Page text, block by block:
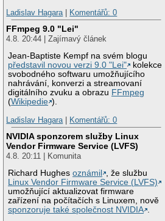
Ladislav Hagara| Komentářů: 0
FFmpeg 9.0 "Lei"
4.8. 20:44 | Zajímavý článek
Jean-Baptiste Kempf na svém blogu
představil novou verzi 9.0 "Lei"
kolekce
svobodného softwaru umožňujícího
nahrávání, konverzi a streamovaní
digitálního zvuku a obrazu FFmpeg
(Wikipedie ).
Ladislav Hagara| Komentářů: 0
NVIDIA sponzorem služby Linux
Vendor Firmware Service (LVFS)
4.8. 20:11 | Komunita
Richard Hughesoznámil
, že službu
Linux Vendor Firmware Service (LVFS)
umožňující aktualizovat firmware
zařízení na počítačích s Linuxem, nově
sponzoruje také společnost NVIDIA .